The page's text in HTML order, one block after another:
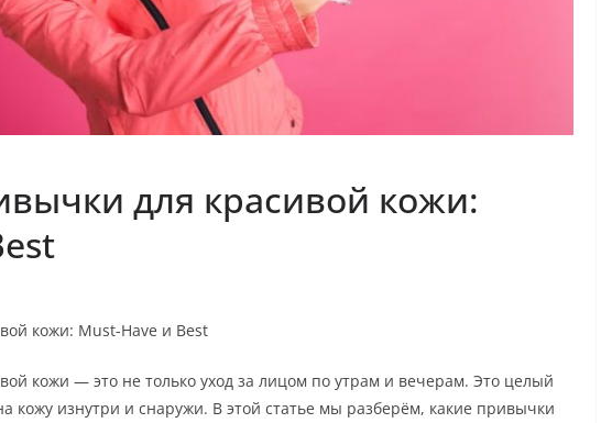
для красивой кожи:
кожи: Must-Have и Best
кожи — это не только уход за лицом по утрам и вечерам. Это целый
кожу изнутри и снаружи. В этой статье мы разберём, какие привычки